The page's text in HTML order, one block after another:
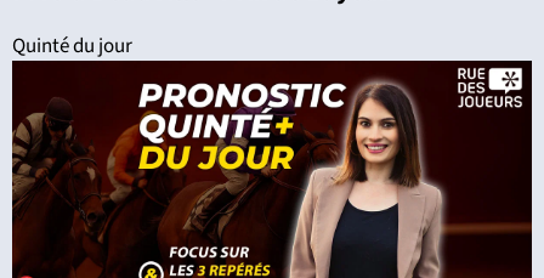
Quinté du jour